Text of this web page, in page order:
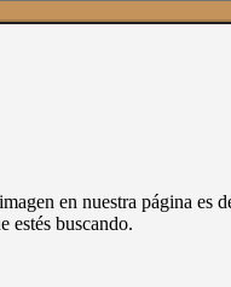
en nuestra página
estés buscando.